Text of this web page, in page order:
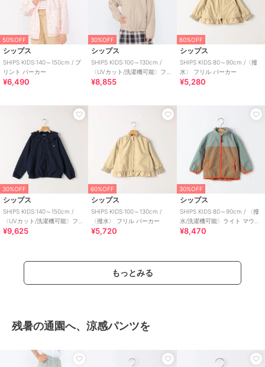
50%OFF
シップス
SHIPS KIDS:140～150cm / プ
リント パーカー
¥6,490
30%OFF
シップス
SHIPS KIDS:100～130cm /
〈UVカット/洗濯機可能〉フリ
ル パーカ
¥8,855
60%OFF
シップス
SHIPS KIDS:80～90cm /〈撥
水〉 フリル パーカー
¥5,280
30%OFF
シップス
SHIPS KIDS:140～150cm /
〈UVカット/洗濯機可能〉フリ
ル パーカ
¥9,625
60%OFF
シップス
SHIPS KIDS:100～130cm /
〈撥水〉 フリル パーカー
¥5,720
30%OFF
シップス
SHIPS KIDS:80～90cm / 〈撥
水/洗濯機可能〉ライト マウン
テンパーカ
¥8,470
もっとみる
残暑の通園へ、涼感パンツを